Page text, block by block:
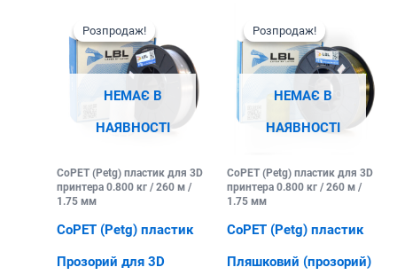
Розпродаж!
НЕМАЄ В
НАЯВНОСТІ
Розпродаж!
CoPET (Petg) пластик для 3D
принтера 0.800 кг / 260 м /
1.75 мм
CoPET (Petg) пластик
Прозорий для 3D
Розпродаж!
НЕМАЄ В
НАЯВНОСТІ
Розпродаж!
CoPET (Petg) пластик для 3D
принтера 0.800 кг / 260 м /
1.75 мм
CoPET (Petg) пластик
Пляшковий (прозорий)